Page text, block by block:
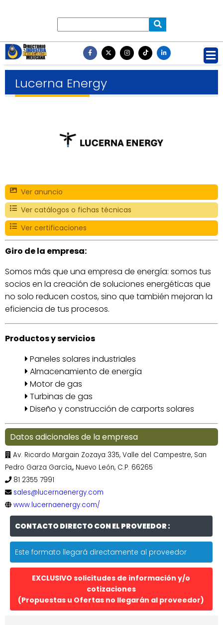
Lucerna Energy
Ver anuncio
Ver catálogos o fichas técnicas
Ver certificaciones
Giro de la empresa:
Somos más que una empresa de energía: somos tus
socios en la creación de soluciones energéticas que
no solo reducen costos, sino que también mejoran la
eficiencia de tus procesos.
Productos y servicios
Paneles solares industriales
Almacenamiento de energía
Motor de gas
Turbinas de gas
Diseño y construcción de carports solares
Datos adicionales de la empresa
Av. Ricardo Margain Zozaya 335, Valle del Campestre, San
Pedro Garza García,, Nuevo León, C.P. 66265
81 2355 7991
sales@lucernaenergy.com
www.lucernaenergy.com/
CONTACTO DIRECTO CON EL PROVEEDOR :
Este formato llegará directamente al proveedor
EXCLUSIVO solicitudes de información y/o
cotizaciones
(Propuestas u Ofertas no llegarán al proveedor)